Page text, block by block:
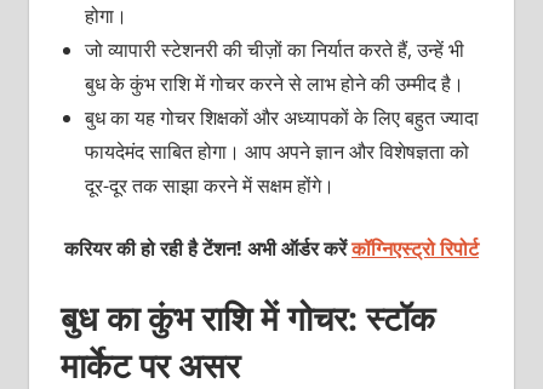
होगा।
जो व्‍यापारी स्‍टेशनरी की चीज़ों का निर्यात करते हैं, उन्‍हें भी
बुध के कुंभ राशि में गोचर करने से लाभ होने की उम्‍मीद है।
बुध का यह गोचर शिक्षकों और अध्‍यापकों के लिए बहुत ज्‍यादा
फायदेमंद साबित होगा। आप अपने ज्ञान और विशेषज्ञता को
दूर-दूर तक साझा करने में सक्षम होंगे।
करियर की हो रही है टेंशन! अभी ऑर्डर करेंकॉग्निएस्ट्रो रिपोर्ट
बुध का कुंभ राशि में गोचर: स्‍टॉक
मार्केट पर असर